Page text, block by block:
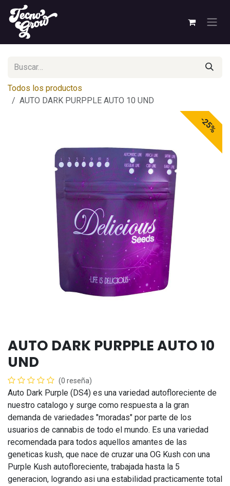
Ir al contenido
Todos los productos
AUTO DARK PURPPLE AUTO 10 UND
-25%
AUTO DARK PURPPLE AUTO 10
UND
(0 reseña)
Auto Dark Purple (DS4) es una variedad autofloreciente de
nuestro catalogo y surge como respuesta a la gran
demanda de variedades "moradas" por parte de los
usuarios de cannabis de todo el mundo. Es una variedad
recomendada para todos aquellos amantes de las
geneticas kush, que nace de cruzar una OG Kush con una
Purple Kush autofloreciente, trabajada hasta la 5
generacion, logrando asi una estabilidad practicamente total